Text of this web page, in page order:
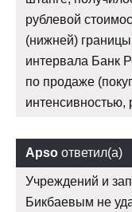
рублевой
(нижней)
интервала Банк
по продаже
Apso ответил(а)
Учреждений и
Бикбаевым не